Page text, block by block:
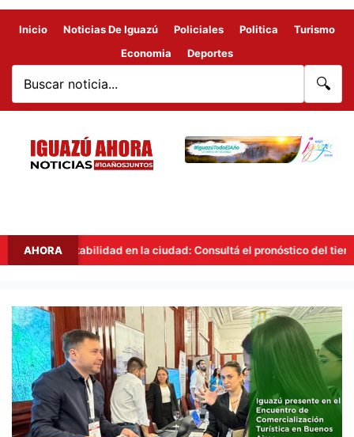
Inicio Noticias De Iguazú Policiales Politica
Turismo
Economia
Deportes
🔍
AHORA
Inestabilidad en la ciudad: Consultá el pronóstico del tiempo en
Iguazú
presente
en
el
Encuentro
de
Comercialización